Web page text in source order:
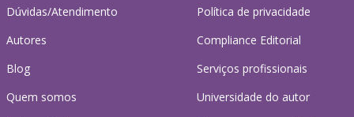
Dúvidas/Atendimento
Autores
Blog
Quem somos
Política de privacidade
Compliance Editorial
Serviços profissionais
Universidade do autor